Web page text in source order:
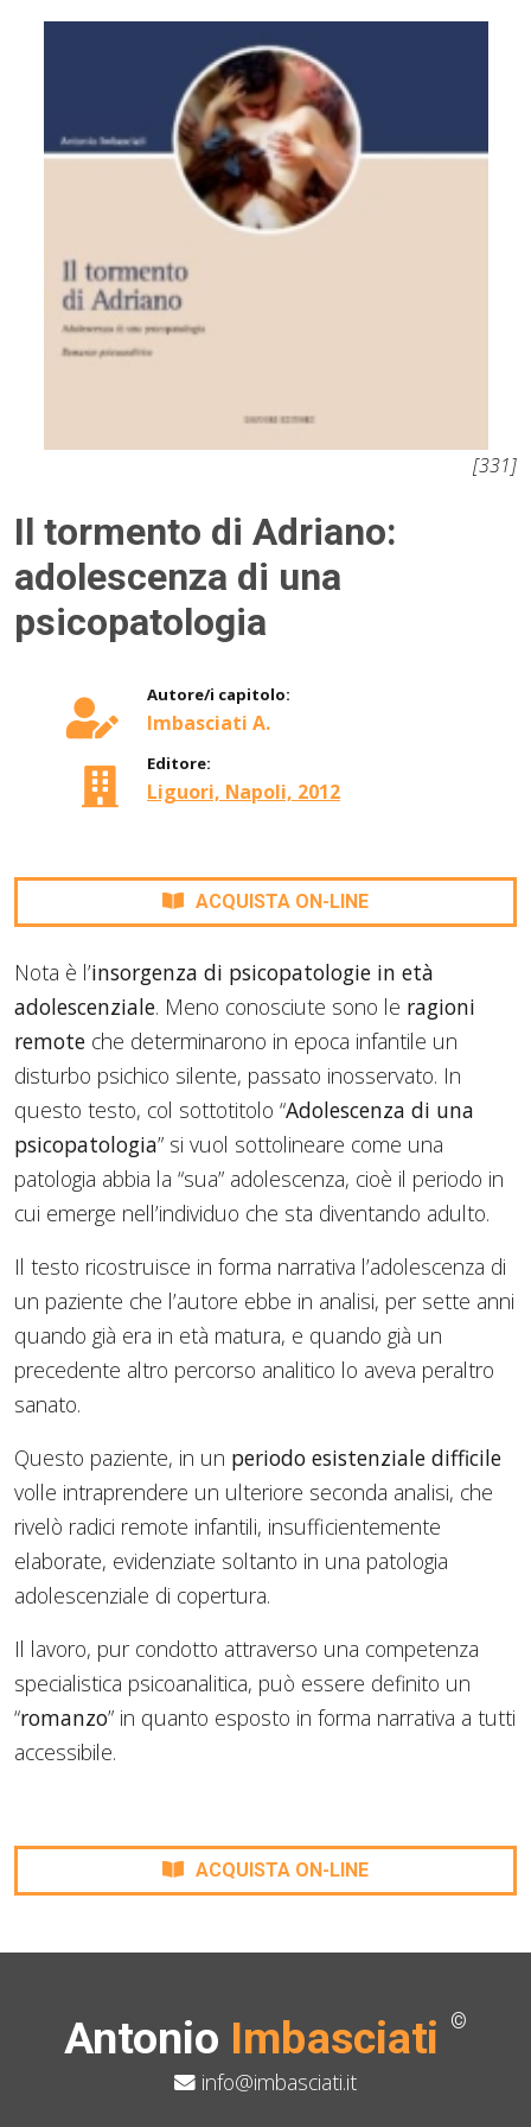
Formazione operatori sanitari
Psicoanalisi e psicosociologia del linguaggio iconico e
dei mass-media
Psicometria e test mentali
[331]
Il tormento di Adriano:
adolescenza di una
psicopatologia
Autore/i capitolo:
Imbasciati A.
Editore:
Liguori, Napoli, 2012
ACQUISTA ON-LINE
Nota è l’insorgenza di psicopatologie in età
adolescenziale. Meno conosciute sono le ragioni
remote che determinarono in epoca infantile un
disturbo psichico silente, passato inosservato. In
questo testo, col sottotitolo “Adolescenza di una
psicopatologia” si vuol sottolineare come una
patologia abbia la “sua” adolescenza, cioè il periodo in
cui emerge nell’individuo che sta diventando adulto.
Il testo ricostruisce in forma narrativa l’adolescenza di
un paziente che l’autore ebbe in analisi, per sette anni
quando già era in età matura, e quando già un
precedente altro percorso analitico lo aveva peraltro
sanato.
Questo paziente, in un periodo esistenziale difficile
volle intraprendere un ulteriore seconda analisi, che
rivelò radici remote infantili, insufficientemente
elaborate, evidenziate soltanto in una patologia
adolescenziale di copertura.
Il lavoro, pur condotto attraverso una competenza
specialistica psicoanalitica, può essere definito un
“romanzo” in quanto esposto in forma narrativa a tutti
accessibile.
ACQUISTA ON-LINE
Antonio Imbasciati ©
info@imbasciati.it